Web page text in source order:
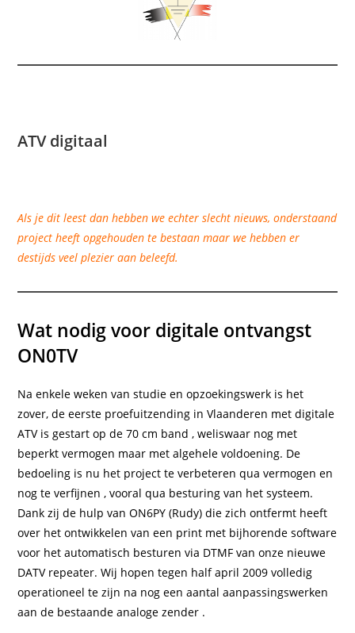
ATV digitaal
Als je dit leest dan hebben we echter slecht nieuws, onderstaand
project heeft opgehouden te bestaan maar we hebben er
destijds veel plezier aan beleefd.
Wat nodig voor digitale ontvangst
ON0TV
Na enkele weken van studie en opzoekingswerk is het
zover, de eerste proefuitzending in Vlaanderen met digitale
ATV is gestart op de 70 cm band , weliswaar nog met
beperkt vermogen maar met algehele voldoening. De
bedoeling is nu het project te verbeteren qua vermogen en
nog te verfijnen , vooral qua besturing van het systeem.
Dank zij de hulp van ON6PY (Rudy) die zich ontfermt heeft
over het ontwikkelen van een print met bijhorende software
voor het automatisch besturen via DTMF van onze nieuwe
DATV repeater. Wij hopen tegen half april 2009 volledig
operationeel te zijn na nog een aantal aanpassingswerken
aan de bestaande analoge zender .